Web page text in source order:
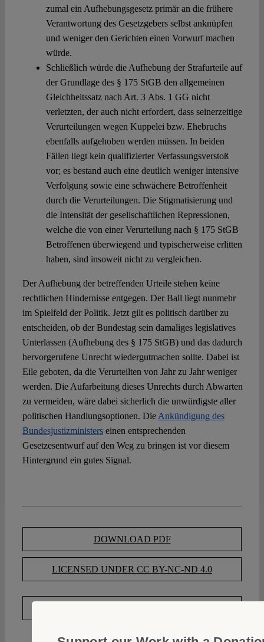
zumal ein Aufhebungsgesetz primär an die frühere
Verantwortung des Gesetzgebers selbst anknüpfen
und weniger den Gerichten einen Vorwurf machen
würde.
Schließlich würde die Aufhebung der Strafurteile auf
der Grundlage des § 175 StGB den allgemeinen
Gleichheitssatz nach Art. 3 Abs. 1 GG nicht
verletzten, der auch nicht erfordert, dass seinerzeitige
Verurteilungen wegen Kuppelei bzw. Ehebruchs
ebenfalls aufgehoben werden müssen. In beiden
Fällen liegt kein qualifizierter Verfassungsverstoß
vor; es bestand auch eine deutlich weniger intensive
Verfolgung sowie eine schwächere Betroffenheit
durch die Verurteilungen. Die Stigmatisierung und
die Intensität der gesellschaftlichen Repressionen,
welche die von einer Verurteilung nach § 175 StGB
Betroffenen überwiegend und typischerweise erlitten
haben, sind insoweit nicht zu vergleichen.
Der Aufhebung der betreffenden Urteile stehen keine
rechtlichen Hindernisse entgegen. Der Ball liegt nunmehr
im Spielfeld der Politik. Jetzt gilt es politisch darüber zu
entscheiden, ob der Bundestag sein damaliges legislatives
Unterlassen (Aufhebung des § 175 StGB) und das dadurch
hervorgerufene Unrecht wiedergutmachen sollte. Dabei ist
Eile geboten, da die Verurteilten von Jahr zu Jahr weniger
werden. Die Aufarbeitung dieses Unrechts durch Abwarten
zu vermeiden, wäre dabei sicherlich die unwürdigste aller
politischen Handlungsoptionen. Die Ankündigung des
Bundesjustizministerseinen entsprechenden
Gesetzesentwurf auf den Weg zu bringen ist vor diesem
Hintergrund ein gutes Signal.
DOWNLOAD PDF
LICENSED UNDER CC BY-NC-ND 4.0